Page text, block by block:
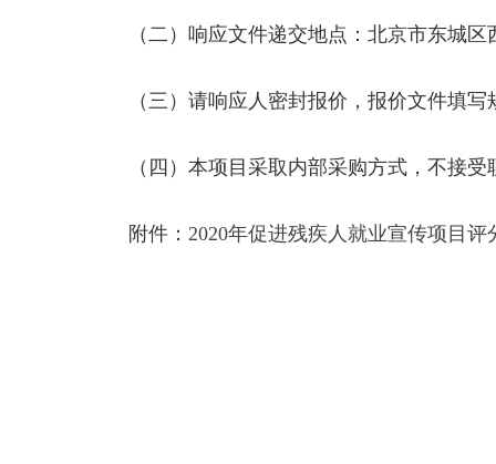
（二）响应文件递交地点：北京市东城区
（三）请响应人密封报价，报价文件填写
（四）本项目采取内部采购方式，不接受
附件： 2020年促进残疾人就业宣传项目评